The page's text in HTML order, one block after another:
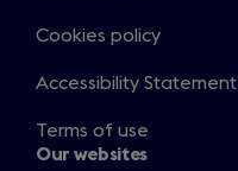
Cookies policy
Accessibility Statement
Terms of use
Our websites